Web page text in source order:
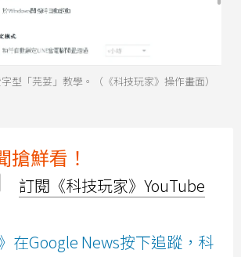
型「芫荽」教學。（《科技玩家》操作畫面）
搶鮮看！
訂閱《科技玩家》YouTube
在Google News按下追蹤，科